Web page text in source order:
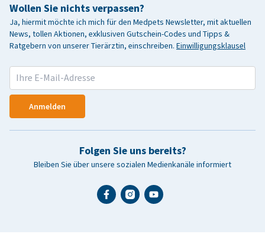
Wollen Sie nichts verpassen?
Ja, hiermit möchte ich mich für den Medpets Newsletter, mit aktuellen
News, tollen Aktionen, exklusiven Gutschein-Codes und Tipps &
Ratgebern von unserer Tierärztin, einschreiben. Einwilligungsklausel
Anmelden
Folgen Sie uns bereits?
Bleiben Sie über unsere sozialen Medienkanäle informiert